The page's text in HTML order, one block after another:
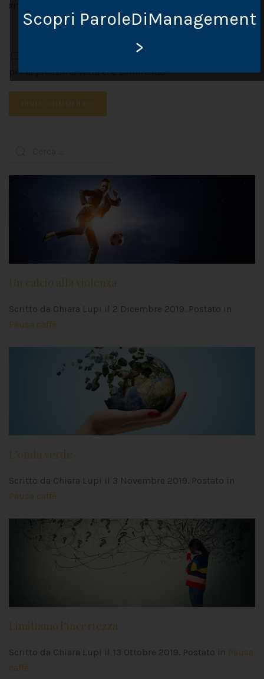
SITO WEB
Salva il mio nome, email e sito web in questo browser
per la prossima volta che commento.
INVIA COMMENTO
Un calcio alla violenza
Scritto da Chiara Lupi il 2 Dicembre 2019. Postato in
Pausa caffè
L’onda verde
Scritto da Chiara Lupi il 3 Novembre 2019. Postato in
Pausa caffè
Limitiamo l’incertezza
Scritto da Chiara Lupi il 13 Ottobre 2019. Postato in Pausa
caffè
Scopri ParoleDiManagement
>